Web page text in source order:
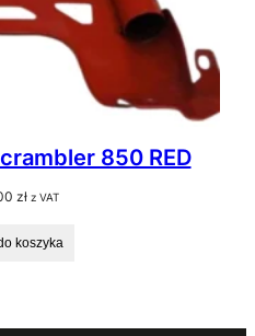
850 RED
zł z VAT
koszyka